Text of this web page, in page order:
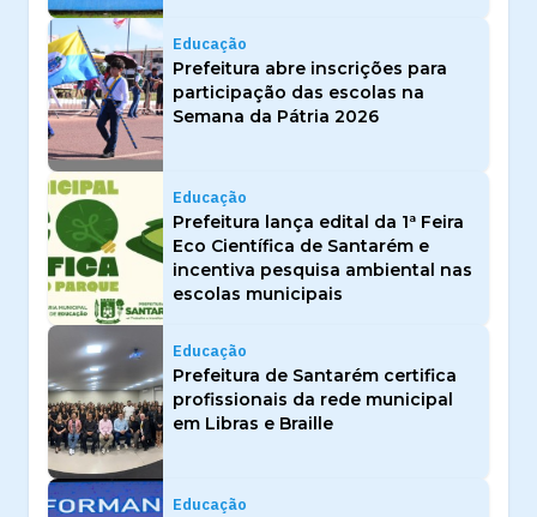
Educação
Prefeitura abre inscrições para
participação das escolas na
Semana da Pátria 2026
Educação
Prefeitura lança edital da 1ª Feira
Eco Científica de Santarém e
incentiva pesquisa ambiental nas
escolas municipais
Educação
Prefeitura de Santarém certifica
profissionais da rede municipal
em Libras e Braille
Educação